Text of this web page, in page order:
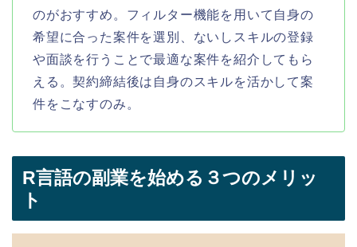
のがおすすめ。フィルター機能を用いて自身の
希望に合った案件を選別、ないしスキルの登録
や面談を行うことで最適な案件を紹介してもら
える。契約締結後は自身のスキルを活かして案
件をこなすのみ。
R言語の副業を始める３つのメリッ
ト